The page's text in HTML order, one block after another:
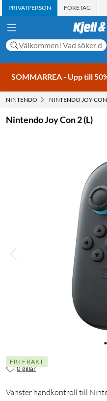
PRIVATPERSON FÖRETAG
SOMMARREA - Upp till
NINTENDO NINTENDO JOY CON
Nintendo Joy Con 2 (L)
FRI FRAKT
0 gillar
Vänster handkontroll till